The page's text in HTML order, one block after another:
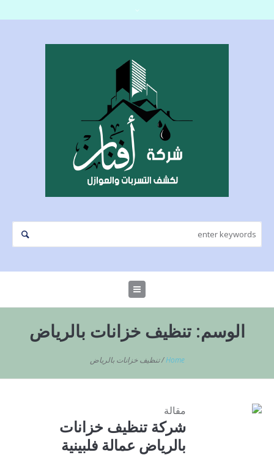
الوسم:تنظيف خزانات بالرياض
Home
/تنظيف خزانات بالرياض
مقالة
شركة تنظيف خزانات
بالرياض عمالة فلبينية